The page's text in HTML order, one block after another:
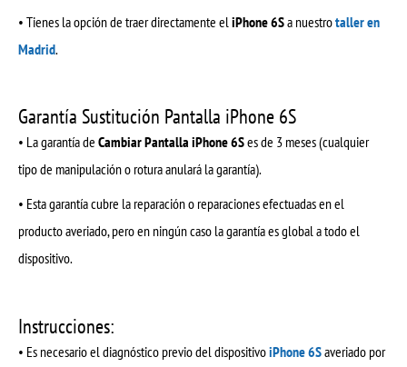
• Tienes la opción de traer directamente eliPhone 6Sa nuestrotaller en
Madrid.
Garantía Sustitución Pantalla iPhone 6S
• La garantía deCambiar Pantalla iPhone 6Ses de 3 meses (cualquier
tipo de manipulación o rotura anulará la garantía).
• Esta garantía cubre la reparación o reparaciones efectuadas en el
producto averiado, pero en ningún caso la garantía es global a todo el
dispositivo.
Instrucciones:
• Es necesario el diagnóstico previo del dispositivoiPhone 6Saveriado por